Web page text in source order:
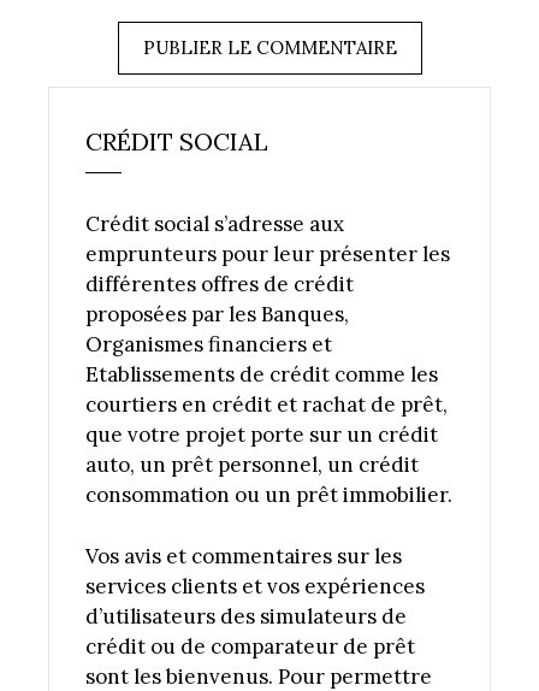
CRÉDIT SOCIAL
Crédit social s’adresse aux
emprunteurs pour leur présenter les
différentes offres de crédit
proposées par les Banques,
Organismes financiers et
Etablissements de crédit comme les
courtiers en crédit et rachat de prêt,
que votre projet porte sur un crédit
auto, un prêt personnel, un crédit
consommation ou un prêt immobilier.
Vos avis et commentaires sur les
services clients et vos expériences
d’utilisateurs des simulateurs de
crédit ou de comparateur de prêt
sont les bienvenus. Pour permettre